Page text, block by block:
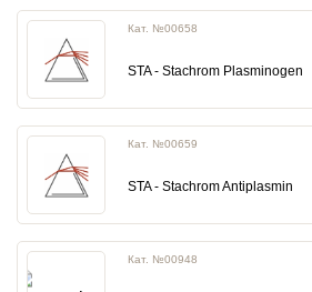
Кат. №00658
STA - Stachrom Plasminogen
Кат. №00659
STA - Stachrom Antiplasmin
Кат. №00948